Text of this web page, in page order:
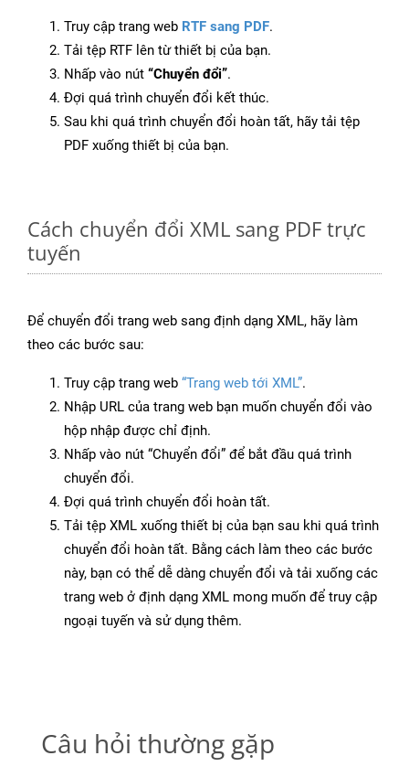
Truy cập trang web RTF sang PDF.
Tải tệp RTF lên từ thiết bị của bạn.
Nhấp vào nút “Chuyển đổi”.
Đợi quá trình chuyển đổi kết thúc.
Sau khi quá trình chuyển đổi hoàn tất, hãy tải tệp
PDF xuống thiết bị của bạn.
Cách chuyển đổi XML sang PDF trực
tuyến
Để chuyển đổi trang web sang định dạng XML, hãy làm
theo các bước sau:
Truy cập trang web “Trang web tới XML”.
Nhập URL của trang web bạn muốn chuyển đổi vào
hộp nhập được chỉ định.
Nhấp vào nút “Chuyển đổi” để bắt đầu quá trình
chuyển đổi.
Đợi quá trình chuyển đổi hoàn tất.
Tải tệp XML xuống thiết bị của bạn sau khi quá trình
chuyển đổi hoàn tất. Bằng cách làm theo các bước
này, bạn có thể dễ dàng chuyển đổi và tải xuống các
trang web ở định dạng XML mong muốn để truy cập
ngoại tuyến và sử dụng thêm.
Câu hỏi thường gặp